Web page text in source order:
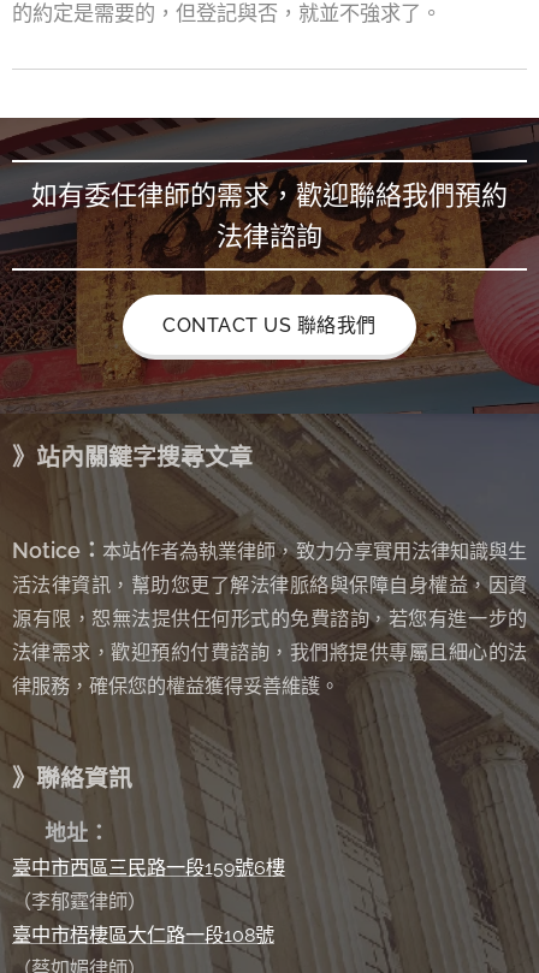
的約定是需要的，但登記與否，就並不強求了。
如有委任律師的需求，歡迎聯絡我們預約
法律諮詢
CONTACT US 聯絡我們
》站內關鍵字搜尋文章
Notice： 本站作者為執業律師，致力分享實用法律知識與生
活法律資訊，幫助您更了解法律脈絡與保障自身權益，因資
源有限，恕無法提供任何形式的免費諮詢， 若您有進一步的
法律需求，歡迎預約付費諮詢，我們將提供專屬且細心的法
律服務，確保您的權益獲得妥善維護。
》聯絡資訊
地址：
臺中市西區三民路一段159號6樓
（李郁霆律師）
臺中市梧棲區大仁路一段108號